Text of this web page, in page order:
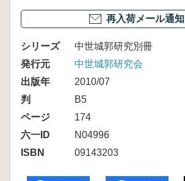
再入荷メール通知
シリーズ
中世城郭研究別冊
発行元
中世城郭研究会
出版年
2010/07
判
B5
ページ
174
六一ID
N04996
ISBN
09143203